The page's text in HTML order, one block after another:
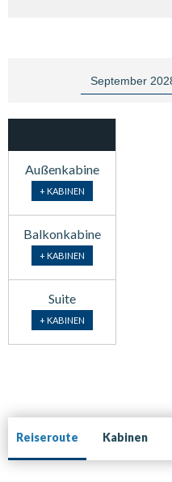
Außenkabine
+ KABINEN
Balkonkabine
+ KABINEN
Suite
+ KABINEN
Reiseroute Kabinen